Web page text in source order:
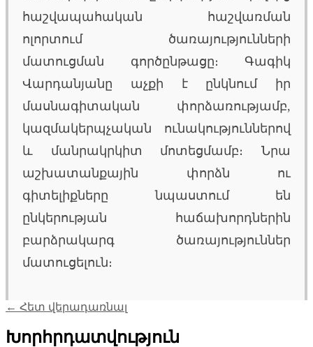
հաշվապահական հաշվառման
ոլորտում ծառայությունների
մատուցման գործընթացը։ Գագիկ
Վարդանյանը աչքի է ընկնում իր
մասնագիտական փորձառությամբ,
կազմակերպչական ունակություններով
և մանրակրկիտ մոտեցմամբ։ Նրա
աշխատանքային փորձն ու
գիտելիքները նպաստում են
ընկերության հաճախորդներին
բարձրակարգ ծառայություններ
մատուցելուն։
← Հետ վերադառնալ
Խորհրդատվություն